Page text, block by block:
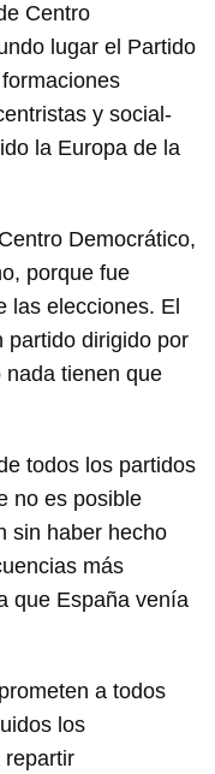
Centro
lugar el Partido
y social-
la Europa de la
Democrático,
porque fue
las elecciones. El
partido dirigido por
nada tienen que
todos los partidos
no es posible
sin haber hecho
más
que España venía
a todos
los
repartir